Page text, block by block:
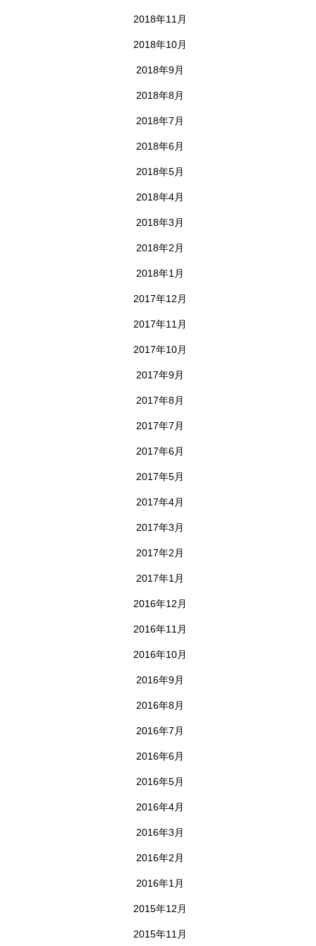
2018年11月
2018年10月
2018年9月
2018年8月
2018年7月
2018年6月
2018年5月
2018年4月
2018年3月
2018年2月
2018年1月
2017年12月
2017年11月
2017年10月
2017年9月
2017年8月
2017年7月
2017年6月
2017年5月
2017年4月
2017年3月
2017年2月
2017年1月
2016年12月
2016年11月
2016年10月
2016年9月
2016年8月
2016年7月
2016年6月
2016年5月
2016年4月
2016年3月
2016年2月
2016年1月
2015年12月
2015年11月